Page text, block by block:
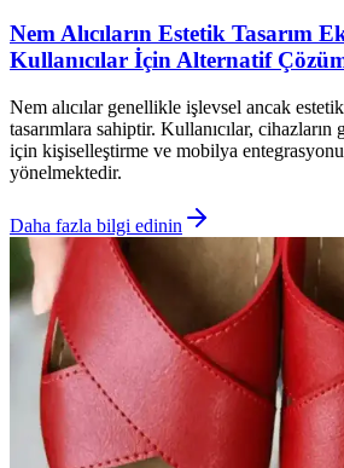
Nem Alıcıların Estetik Tasarım
Kullanıcılar İçin Alternatif
Nem alıcılar genellikle işlevsel ancak
tasarımlara sahiptir. Kullanıcılar,
için kişiselleştirme ve mobilya
yönelmektedir.
Daha fazla bilgi edinin